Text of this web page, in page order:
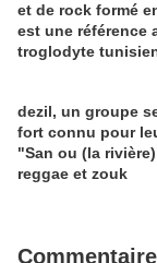
et de rock formé
est une référence
troglodyte
dezil, un groupe
fort connu pour
"San ou (la
reggae et zouk